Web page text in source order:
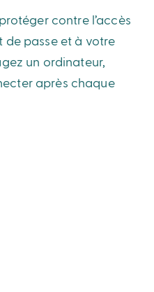
contre l’accès
de passe et à votre
un ordinateur,
après chaque